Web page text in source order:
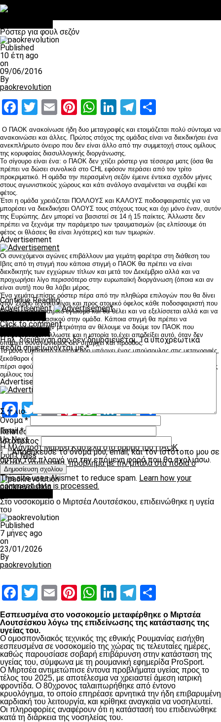
Ρόστερ για φουλ σεζόν
Published
10 έτη ago
on
09/06/2016
By
paokrevolution
Facebook
Twitter
EmailPinterest
WhatsApp
LinkedIn
Telegram
Ο ΠΑΟΚ ανακοίνωσε ήδη δυο μεταγραφές και ετοιμάζεται πολύ σύντομα να
ανακοινώσει και άλλες. Πρώτος στόχος της ομάδας είναι να διεκδικήσει ένα
ανεκπλήρωτο όνειρο που δεν είναι άλλο από την συμμετοχή στους ομίλους
της κορυφαίας διασυλλογικής διοργάνωσης.
Το σίγουρο είναι ένα: ο ΠΑΟΚ δεν χτίζει ρόστερ για τέσσερα ματς (όσα θα
πρέπει να δώσει συνολικά στο CHL εφόσον περάσει από τον τρίτο
προκριματικό. Η ομάδα την περασμένη σεζόν έμεινε έντεκα σχεδόν μήνες
στους αγωνιστικούς χώρους και κάτι ανάλογο αναμένεται να συμβεί και
φέτος.
Έτσι η ομάδα χρειάζεται ΠΟΛΛΟΥΣ και ΚΑΛΟΥΣ ποδοσφαιριστές για να
μπορέσει να διεκδικήσει ΟΛΟΥΣ τους στόχους τους και όχι μόνο έναν, αυτόν
της Ευρώπης. Δεν μπορεί να βασιστεί σε 14 ή 15 παίκτες. Άλλωστε δεν
πρέπει να ξεχνάμε την παράμετρο των τραυματισμών (ας ελπίσουμε ότι
φέτος οι θλάσεις θα είναι λιγότερες) και των τιμωριών.
Advertisement
Οι συνεχόμενοι αγώνες επιβάλλουν μια γεμάτη φαρέτρα στη διάθεση του
Ιβιτς από τη στιγμή που κάποια στιγμή ο ΠΑΟΚ θα πρέπει να είναι
διεκδικητής των εγχώριων τίτλων και μετά τον Δεκέμβριο αλλά και να
προχωρήσει λίγο περισσότερο στην ευρωπαϊκή διοργάνωση (όποια και αν
είναι αυτή) που θα λάβει μέρος.
Ένα γεμάτο επίσης ρόστερ πέρα από την πληθώρα επιλογών που θα δίνει
στον Σέρβο τεχνικό είναι και προς ατομικό όφελος κάθε ποδοσφαιριστή που
διαθέτει ποδοσφαιρικό εγωισμό και θα θέλει και να εξελίσσεται αλλά και να
διεκδικεί θέση βασικού στην ομάδα. Κάποια στιγμή θα πρέπει να
τελειώνουμε με την μετριότητα αν θέλουμε να δούμε τον ΠΑΟΚ που
ονειρευόμαστε. Άλλωστε και η ιστορία το έχει αποδείξει αυτό, όταν δεν
υπάρχει συναγωνισμός δεν υπάρχει και πρόοδος.
Το μόνο ευχάριστο είναι ότι ήδη υπάρχει ένας μπούσουλας στις μεταγραφές,
ξεκάθαροι στόχοι και η ομάδα ήδη κινείται κάτι που δεν το είχαμε ζήσει
πέρσι αφού οι περισσότεροι από τους παίκτες που απέκτησε έπαιξαν στους
ομίλους του Europa.
Advertisement
Facebook
Twitter
EmailPinterest
WhatsApp
LinkedIn
Telegram
Related Topics:
Up Next
Η Μλάντοστ Μαρίνα Καστέλα στο δρόμο του ΠΑΟΚ
Don't Miss
«Καλός στην εστία, πρόβλημα με την μπάλα στα πόδια ο
Αγκάτσι»
paokrevolution
Continue Reading
Advertisement
Click to comment
Η ηλ. διεύθυνση σας δεν δημοσιεύεται. Τα υποχρεωτικά
πεδία σημειώνονται με*
Σχόλιο *
Όνομα*
Email*
Ιστότοπος
Αποθήκευσε το όνομά μου, email, και τον ιστότοπο μου σε
αυτόν τον πλοηγό για την επόμενη φορά που θα σχολιάσω.
This site uses Akismet to reduce spam. Learn how your
comment data is processed.
Στο νοσοκομείο ο Μιρτσέα Λουτσέσκου, επιδεινώθηκε η υγεία
του
Published
7 μήνες ago
on
23/01/2026
By
paokrevolution
Facebook
Twitter
EmailPinterest
WhatsApp
LinkedIn
Telegram
Εσπευσμένα στο νοσοκομείο μεταφέρθηκε ο Μιρτσέα
Λουτσέσκου λόγω της επιδείνωσης της κατάστασης της
υγείας του.
Ο ομοσπονδιακός τεχνικός της εθνικής Ρουμανίας εισήχθη
εσπευσμένα σε νοσοκομείο της χώρας τις τελευταίες ημέρες,
καθώς παρουσίασε σοβαρή επιβάρυνση στην κατάσταση της
υγείας του, σύμφωνα με τη ρουμανική εφημερίδα ProSport.
Ο Μιρτσέα αντιμετώπισε έντονα προβλήματα υγείας προς το
τέλος του 2025, με αποτέλεσμα να χρειαστεί άμεση ιατρική
φροντίδα. Ο 80χρονος ταλαιπωρήθηκε από έντονο
κρυολόγημα, το οποίο επηρέασε αρνητικά την ήδη επιβαρυμένη
καρδιακή του λειτουργία, και κρίθηκε αναγκαία να νοσηλευτεί.
Οι πληροφορίες αναφέρουν ότι η κατάστασή του επιδεινώθηκε
κατά τη διάρκεια της νοσηλείας του.